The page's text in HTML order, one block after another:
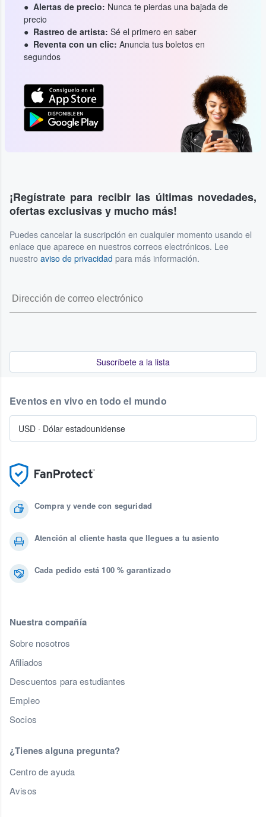
Alertas de precio: Nunca te pierdas una bajada de
precio
Rastreo de artista: Sé el primero en saber
Reventa con un clic: Anuncia tus boletos en
segundos
¡Regístrate para recibir las últimas novedades,
ofertas exclusivas y mucho más!
Puedes cancelar la suscripción en cualquier momento usando el
enlace que aparece en nuestros correos electrónicos. Lee
nuestro aviso de privacidad para más información.
Suscríbete a la lista
Compra y vende con seguridad
Atención al cliente hasta que llegues a tu asiento
Cada pedido está 100 % garantizado
Nuestra compañía
Sobre nosotros
Afiliados
Descuentos para estudiantes
Empleo
Socios
¿Tienes alguna pregunta?
Centro de ayuda
Avisos
Eventos en vivo en todo el mundo
USD · Dólar estadounidense